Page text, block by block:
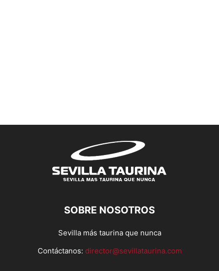
SOBRE NOSOTROS
Sevilla más taurina que nunca
Contáctanos: director@sevillataurina.com